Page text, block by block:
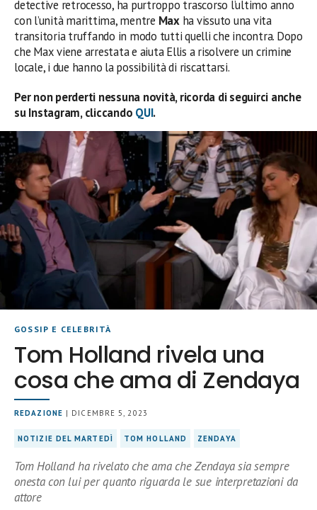
detective retrocesso, ha purtroppo trascorso l’ultimo anno
con l’unità marittima, mentre Max ha vissuto una vita
transitoria truffando in modo tutti quelli che incontra. Dopo
che Max viene arrestata e aiuta Ellis a risolvere un crimine
locale, i due hanno la possibilità di riscattarsi.
Per non perderti nessuna novità, ricorda di seguirci anche
su Instagram, cliccando QUI.
GOSSIP E CELEBRITÀ
Tom Holland rivela una
cosa che ama di Zendaya
REDAZIONE | DICEMBRE 5, 2023
NOTIZIE DEL MARTEDÌ TOM HOLLAND ZENDAYA
Tom Holland ha rivelato che ama che Zendaya sia sempre
onesta con lui per quanto riguarda le sue interpretazioni da
attore